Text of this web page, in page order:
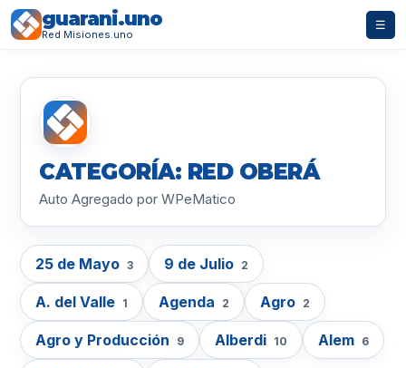
guarani.uno
Red Misiones.uno
☰
CATEGORÍA: RED OBERÁ
Auto Agregado por WPeMatico
25 de Mayo 3 9 de Julio 2
A. del Valle 1 Agenda 2 Agro 2
Agro y Producción 9 Alberdi 10 Alem 6